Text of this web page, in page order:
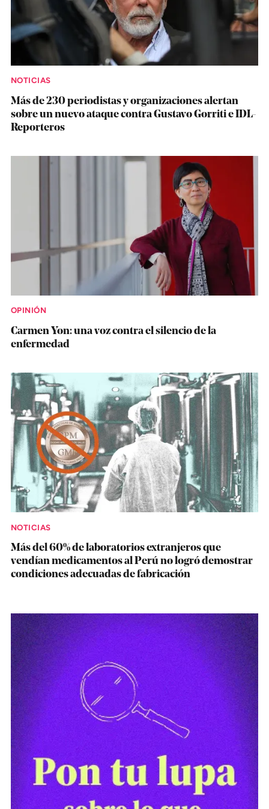
NOTICIAS
Más de 230 periodistas y organizaciones alertan
sobre un nuevo ataque contra Gustavo Gorriti e IDL-
Reporteros
OPINIÓN
Carmen Yon: una voz contra el silencio de la
enfermedad
NOTICIAS
Más del 60% de laboratorios extranjeros que
vendían medicamentos al Perú no logró demostrar
condiciones adecuadas de fabricación